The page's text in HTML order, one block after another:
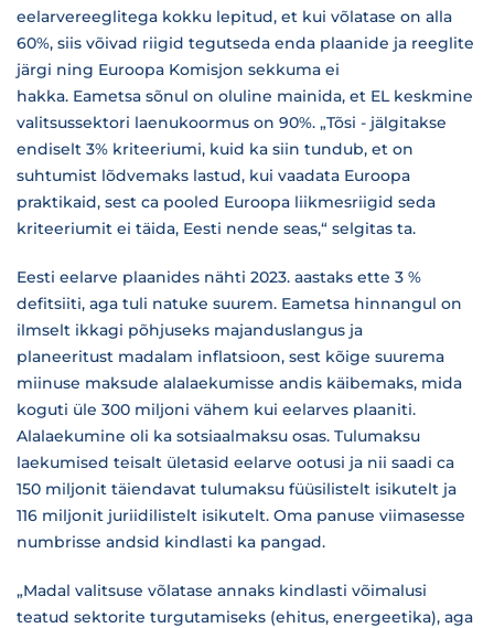
eelarvereeglitega kokku lepitud, et kui võlatase on alla
60%, siis võivad riigid tegutseda enda plaanide ja reeglite
järgi ning Euroopa Komisjon sekkuma ei
hakka. Eametsa sõnul on oluline mainida, et EL keskmine
valitsussektori laenukoormus on 90%. „Tõsi - jälgitakse
endiselt 3% kriteeriumi, kuid ka siin tundub, et on
suhtumist lõdvemaks lastud, kui vaadata Euroopa
praktikaid, sest ca pooled Euroopa liikmesriigid seda
kriteeriumit ei täida, Eesti nende seas,“ selgitas ta.
Eesti eelarve plaanides nähti 2023. aastaks ette 3 %
defitsiiti, aga tuli natuke suurem. Eametsa hinnangul on
ilmselt ikkagi põhjuseks majanduslangus ja
planeeritust madalam inflatsioon, sest kõige suurema
miinuse maksude alalaekumisse andis käibemaks, mida
koguti üle 300 miljoni vähem kui eelarves plaaniti.
Alalaekumine oli ka sotsiaalmaksu osas. Tulumaksu
laekumised teisalt ületasid eelarve ootusi ja nii saadi ca
150 miljonit täiendavat tulumaksu füüsilistelt isikutelt ja
116 miljonit juriidilistelt isikutelt. Oma panuse viimasesse
numbrisse andsid kindlasti ka pangad.
„Madal valitsuse võlatase annaks kindlasti võimalusi
teatud sektorite turgutamiseks (ehitus, energeetika), aga